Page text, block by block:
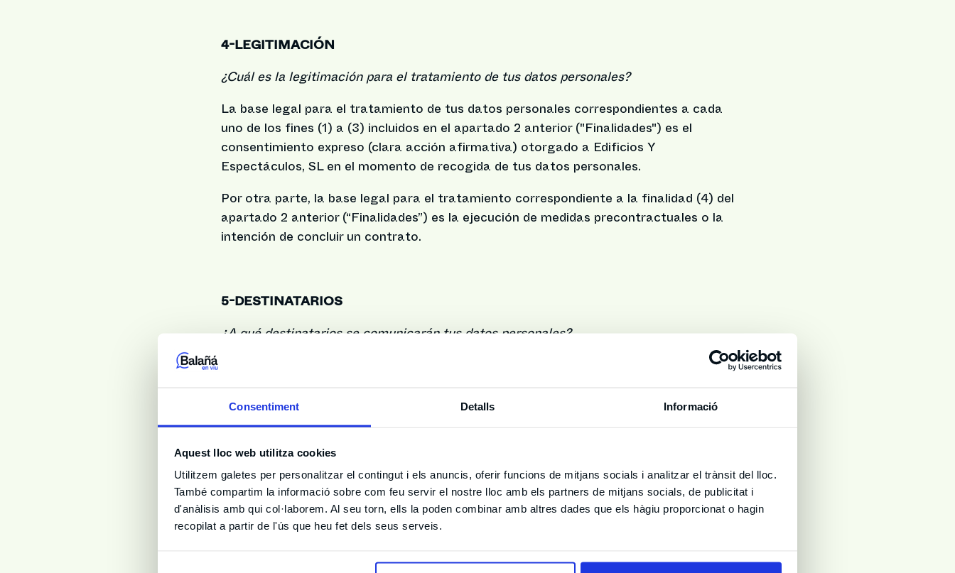
Consentiment Detalls Informació
Aquest lloc web utilitza cookies
Utilitzem galetes per personalitzar el contingut i els anuncis, oferir funcions de mitjans socials i analitzar el trànsit del lloc.
També compartim la informació sobre com feu servir el nostre lloc amb els partners de mitjans socials, de publicitat i
d'anàlisis amb qui col·laborem. Al seu torn, ells la poden combinar amb altres dades que els hàgiu proporcionat o hagin
recopilat a partir de l'ús que heu fet dels seus serveis.
4-LEGITIMACIÓN
¿Cuál es la legitimación para el tratamiento de tus datos personales?
La base legal para el tratamiento de tus datos personales correspondientes a cada
uno de los fines (1) a (3) incluidos en el apartado 2 anterior ("Finalidades") es el
consentimiento expreso (clara acción afirmativa) otorgado a Edificios Y
Espectáculos, SL en el momento de recogida de tus datos personales.
Por otra parte, la base legal para el tratamiento correspondiente a la finalidad (4) del
apartado 2 anterior (“Finalidades”) es la ejecución de medidas precontractuales o la
intención de concluir un contrato.
5-DESTINATARIOS
¿A qué destinatarios se comunicarán tus datos personales?
Tus datos personales no serán cedidos a ningún tercero, salvo a aquellos terceros
prestación del servicio.
del apartado “Trabaja con nosotros”, podríamos ceder tus datos a otras compañías
del Grupo Balañá, con fines administrativos internos, basándose en el interés
legítimo de la compañía Edificios Y Espectáculos, SL y las compañías relacionadas.
Asimismo, te informamos que el responsable del tratamiento contrata parte de su
Salesforce.com, Inc., entidad domiciliada en The Landmark@One Market Street, San